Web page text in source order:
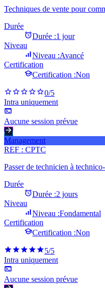
Techniques de vente pour
Durée
Durée :1 jour
Niveau
Niveau :Avancé
Certification
Certification :Non
0/5
Intra uniquement
Aucune session prévue
Management
REF : CPTC
Passer de technicien à
Durée
Durée :2 jours
Niveau
Niveau :Fondamental
Certification
Certification :Non
5/5
Intra uniquement
Aucune session prévue